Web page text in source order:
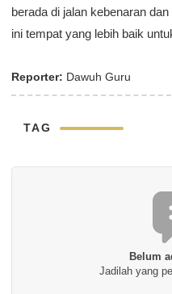
berada di jalan kebenaran
ini tempat yang lebih baik
Reporter: Dawuh Guru
TAG
Belum
Jadilah yang